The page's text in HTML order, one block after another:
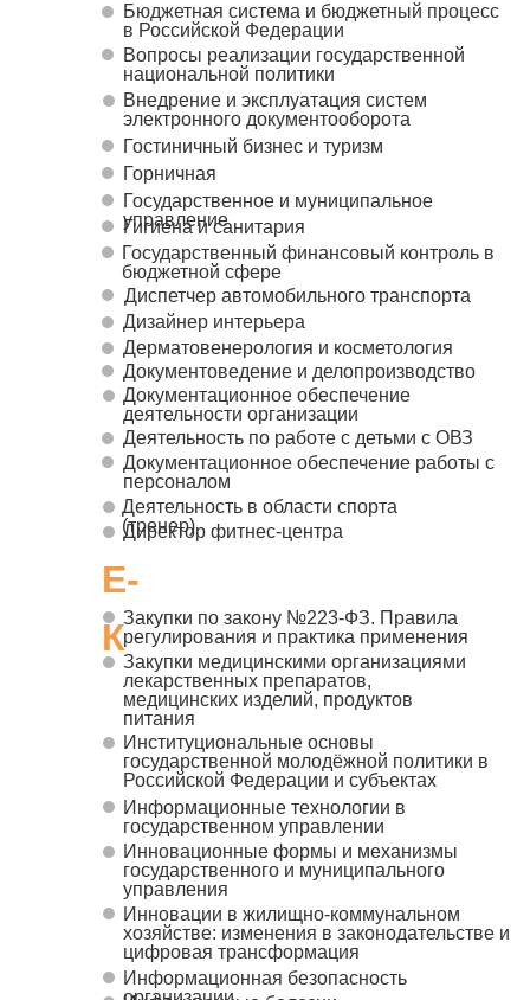
Е-
К
Вопросы реализации государственной
национальной политики
Бюджетная система и бюджетный процесс
в Российской Федерации
Горничная
Внедрение и эксплуатация систем
электронного документооборота
Гостиничный бизнес и туризм
Гигиена и санитария
Государственное и муниципальное
управление
Государственный финансовый контроль в
бюджетной сфере
Диспетчер автомобильного транспорта
Документоведение и делопроизводство
Дизайнер интерьера
Дерматовенерология и косметология
Документационное обеспечение работы с
персоналом
Документационное обеспечение
деятельности организации
Деятельность по работе с детьми с ОВЗ
Деятельность в области спорта
(тренер)
Директор фитнес-центра
Закупки по закону №223-ФЗ. Правила
регулирования и практика применения
Информационные технологии в
государственном управлении
Закупки медицинскими организациями
лекарственных препаратов,
медицинских изделий, продуктов
питания
Институциональные основы
государственной молодёжной политики в
Российской Федерации и субъектах
Информационная безопасность
Инновационные формы и механизмы
государственного и муниципального
управления
Инновации в жилищно-коммунальном
хозяйстве: изменения в законодательстве и
цифровая трансформация